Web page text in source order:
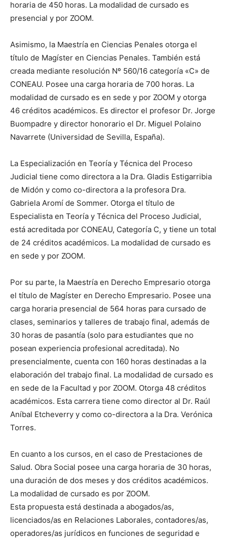
horaria de 450 horas. La modalidad de cursado es
presencial y por ZOOM.
Asimismo, la Maestría en Ciencias Penales otorga el
título de Magíster en Ciencias Penales. También está
creada mediante resolución Nº 560/16 categoría «C» de
CONEAU. Posee una carga horaria de 700 horas. La
modalidad de cursado es en sede y por ZOOM y otorga
46 créditos académicos. Es director el profesor Dr. Jorge
Buompadre y director honorario el Dr. Miguel Polaino
Navarrete (Universidad de Sevilla, España).
La Especialización en Teoría y Técnica del Proceso
Judicial tiene como directora a la Dra. Gladis Estigarribia
de Midón y como co-directora a la profesora Dra.
Gabriela Aromí de Sommer. Otorga el título de
Especialista en Teoría y Técnica del Proceso Judicial,
está acreditada por CONEAU, Categoría C, y tiene un total
de 24 créditos académicos. La modalidad de cursado es
en sede y por ZOOM.
Por su parte, la Maestría en Derecho Empresario otorga
el título de Magíster en Derecho Empresario. Posee una
carga horaria presencial de 564 horas para cursado de
clases, seminarios y talleres de trabajo final, además de
30 horas de pasantía (solo para estudiantes que no
posean experiencia profesional acreditada). No
presencialmente, cuenta con 160 horas destinadas a la
elaboración del trabajo final. La modalidad de cursado es
en sede de la Facultad y por ZOOM. Otorga 48 créditos
académicos. Esta carrera tiene como director al Dr. Raúl
Aníbal Etcheverry y como co-directora a la Dra. Verónica
Torres.
En cuanto a los cursos, en el caso de Prestaciones de
Salud. Obra Social posee una carga horaria de 30 horas,
una duración de dos meses y dos créditos académicos.
La modalidad de cursado es por ZOOM.
Esta propuesta está destinada a abogados/as,
licenciados/as en Relaciones Laborales, contadores/as,
operadores/as jurídicos en funciones de seguridad e